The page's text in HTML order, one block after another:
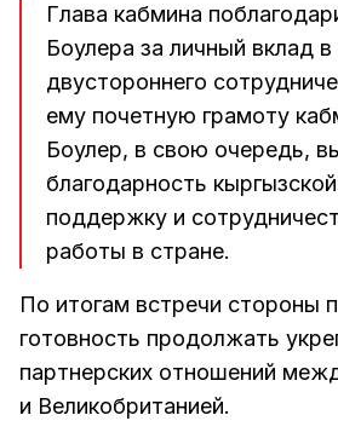
Глава кабмина
Боулера за личный вклад в
двустороннего
ему почетную грамоту
Боулер, в свою очередь,
благодарность
поддержку и
работы в стране.
По итогам встречи стороны
готовность продолжать
партнерских отношений
и Великобританией.